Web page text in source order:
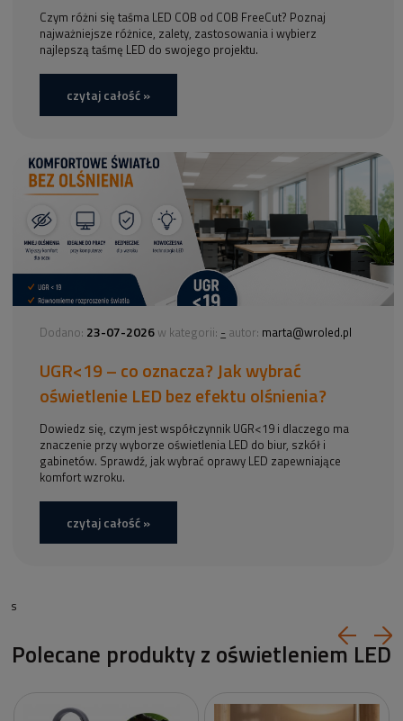
Czym różni się taśma LED COB od COB FreeCut? Poznaj
najważniejsze różnice, zalety, zastosowania i wybierz
najlepszą taśmę LED do swojego projektu.
czytaj całość »
Dodano: 23-07-2026 w kategorii: - autor: marta@wroled.pl
UGR<19 – co oznacza? Jak wybrać
oświetlenie LED bez efektu olśnienia?
Dowiedz się, czym jest współczynnik UGR<19 i dlaczego ma
znaczenie przy wyborze oświetlenia LED do biur, szkół i
gabinetów. Sprawdź, jak wybrać oprawy LED zapewniające
komfort wzroku.
czytaj całość »
s
Polecane produkty z oświetleniem LED